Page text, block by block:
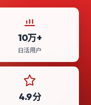
10万+
日活用户
4.9分